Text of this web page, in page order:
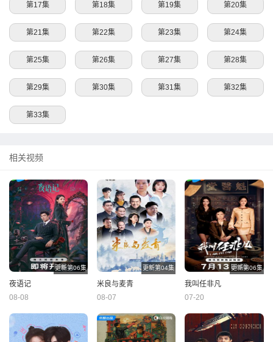
第17集 第18集 第19集 第20集
第21集 第22集 第23集 第24集
第25集 第26集 第27集 第28集
第29集 第30集 第31集 第32集
第33集
相关视频
更新第06集
夜语记
08-08
更新第04集
米良与麦青
08-07
更新第06集
我叫任非凡
07-20